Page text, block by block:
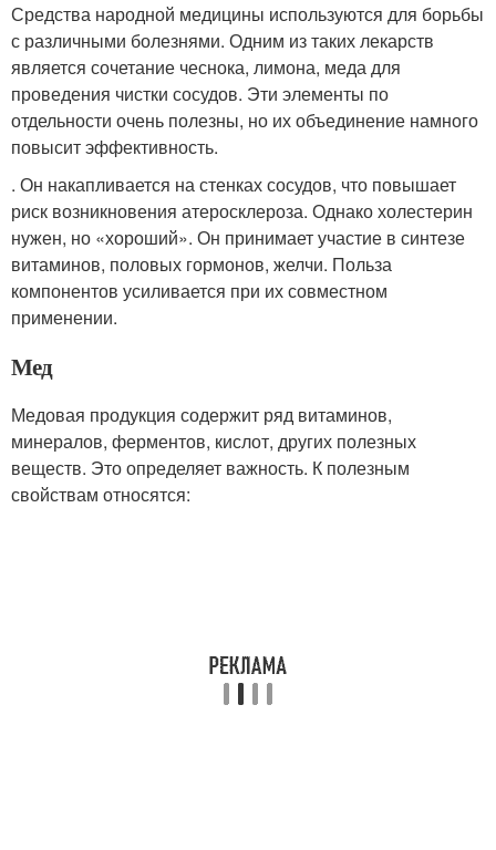
Средства народной медицины используются для борьбы
с различными болезнями. Одним из таких лекарств
является сочетание чеснока, лимона, меда для
проведения чистки сосудов. Эти элементы по
отдельности очень полезны, но их объединение намного
повысит эффективность.
. Он накапливается на стенках сосудов, что повышает
риск возникновения атеросклероза. Однако холестерин
нужен, но «хороший». Он принимает участие в синтезе
витаминов, половых гормонов, желчи. Польза
компонентов усиливается при их совместном
применении.
Мед
Медовая продукция содержит ряд витаминов,
минералов, ферментов, кислот, других полезных
веществ. Это определяет важность. К полезным
свойствам относятся: